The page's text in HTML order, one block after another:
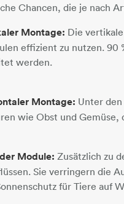
Chancen, die je nach
Montage: Die
effizient zu nutzen.
werden.
Montage: Unter
wie Obst und
Module: Zusätzlich zu
Sie verringern die
für Tiere auf